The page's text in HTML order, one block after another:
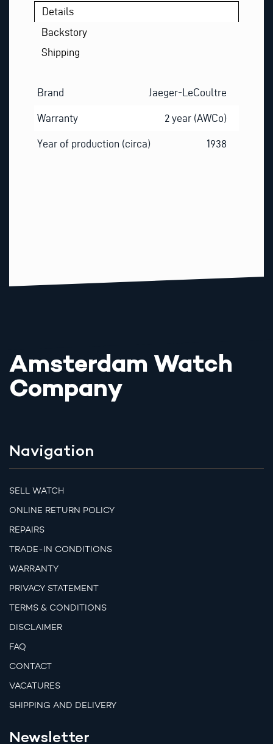
Details
Backstory
Shipping
Brand Jaeger-LeCoultre
Warranty 2 year (AWCo)
Year of production (circa) 1938
Amsterdam Watch
Company
Navigation
SELL WATCH
ONLINE RETURN POLICY
REPAIRS
TRADE-IN CONDITIONS
WARRANTY
PRIVACY STATEMENT
TERMS & CONDITIONS
DISCLAIMER
FAQ
CONTACT
VACATURES
SHIPPING AND DELIVERY
Newsletter